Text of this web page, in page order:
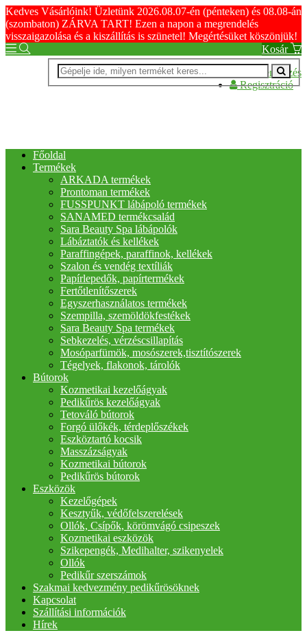
Kedves Vásárlóink! Üzletünk 2026.08.07-én (pénteken) és 08.08-án
(szombaton) ZÁRVA TART! Ezen a napon a megrendelés
visszaigazolása és a kiszállítás is szünetel! Megértésüket köszönjük!
Kosár
Bejelentkezés
Regisztráció
Főoldal
Termékek
ARKADA termékek
Prontoman termékek
FUSSPUNKT lábápoló termékek
SANAMED termékcsalád
Sara Beauty Spa lábápolók
Lábáztatók és kellékek
Paraffingépek, paraffinok, kellékek
Szalon és vendég textíliák
Papírlepedők, papírtermékek
Fertőtlenítőszerek
Egyszerhasználatos termékek
Szempilla, szemöldökfestékek
Sara Beauty Spa termékek
Sebkezelés, vérzéscsillapítás
Mosóparfümök, mosószerek,tisztítószerek
Tégelyek, flakonok, tárolók
Bútorok
Kozmetikai kezelőágyak
Pedikűrös kezelőágyak
Tetováló bútorok
Forgó ülőkék, térdeplőszékek
Eszköztartó kocsik
Masszázságyak
Kozmetikai bútorok
Pedikűrös bútorok
Eszközök
Kezelőgépek
Kesztyűk, védőfelszerelések
Ollók, Csípők, körömvágó csipeszek
Kozmetikai eszközök
Szikepengék, Medihalter, szikenyelek
Ollók
Pedikűr szerszámok
Szakmai kedvezmény pedikűrösöknek
Kapcsolat
Szállítási információk
Hírek